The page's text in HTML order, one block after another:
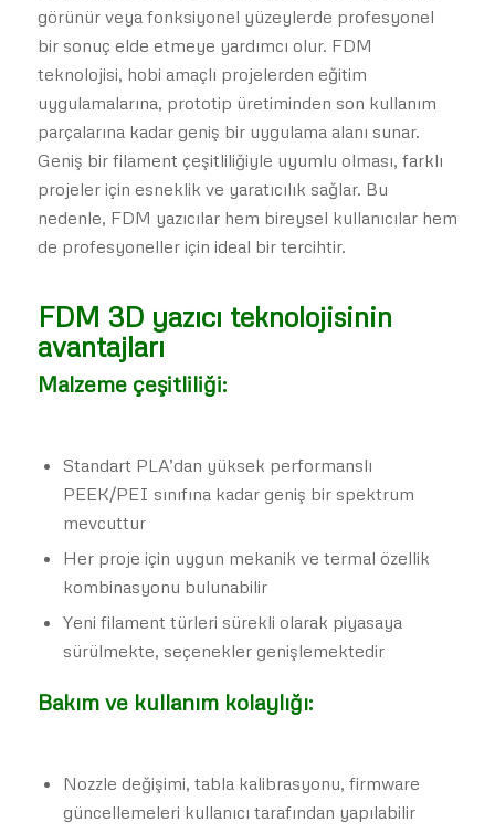
görünür veya fonksiyonel yüzeylerde profesyonel
bir sonuç elde etmeye yardımcı olur. FDM
teknolojisi, hobi amaçlı projelerden eğitim
uygulamalarına, prototip üretiminden son kullanım
parçalarına kadar geniş bir uygulama alanı sunar.
Geniş bir filament çeşitliliğiyle uyumlu olması, farklı
projeler için esneklik ve yaratıcılık sağlar. Bu
nedenle, FDM yazıcılar hem bireysel kullanıcılar hem
de profesyoneller için ideal bir tercihtir.
FDM 3D yazıcı teknolojisinin
avantajları
Malzeme çeşitliliği:
Standart PLA’dan yüksek performanslı
PEEK/PEI sınıfına kadar geniş bir spektrum
mevcuttur
Her proje için uygun mekanik ve termal özellik
kombinasyonu bulunabilir
Yeni filament türleri sürekli olarak piyasaya
sürülmekte, seçenekler genişlemektedir
Bakım ve kullanım kolaylığı:
Nozzle değişimi, tabla kalibrasyonu, firmware
güncellemeleri kullanıcı tarafından yapılabilir